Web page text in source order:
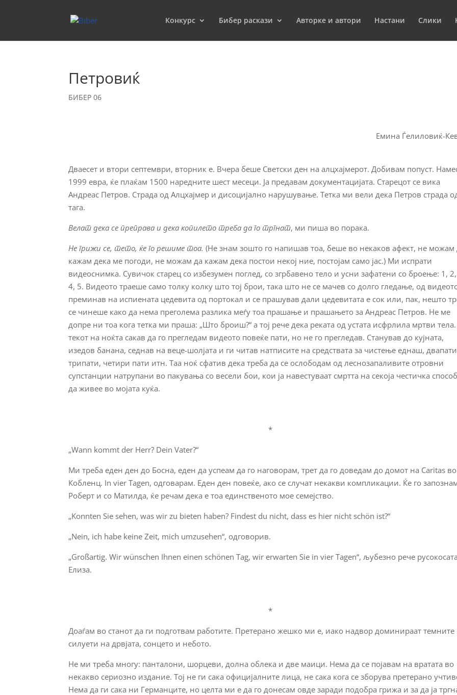
Конкурс Бибер раскази Aвторкe и автори Настани Слики
Петровиќ
БИБЕР 06
Емина Ѓелиловиќ-
Дваесет и втори септември, вторник е. Вчера беше Светски ден на алцхајмерот. Добивам попуст.
1999 евра, ќе плаќам 1500 наредните шест месеци. Ја предавам документацијата. Старецот се вика
Андреас Петров. Страда од Алцхајмер и дисоцијално нарушување. Тетка ми вели дека Петров страда
тага.
Велат дека се преправа и дека копилето треба да го тргнат, ми пиша во порака.
Не грижи се, тето, ќе го решиме тоа. (Не знам зошто го напишав тоа, беше во некаков афект, не можам
кажам дека ме погоди, не можам да кажам дека постои некој ние, постојам само јас.) Ми испрати
видеоснимка. Сувичок старец со избезумен поглед, со згрбавено тело и усни зафатени со броење: 1,
4, 5. Видеото траеше само толку колку што тој брои, така што не се мачев со долго гледање, од
преминав на испиената цедевита од портокал и се прашував дали цедевитата е сок или, пак, нешто
се чинеше како да нема преголема разлика меѓу тоа прашање и прашањето за Андреас Петров. Не ме
допре ни тоа кога тетка ми праша: „Што броиш?“ а тој рече дека реката од устата исфрлила мртви
текот на ноќта сакав да го прегледам видеото повеќе пати, но не го прегледав. Станував до кујната,
изедов банана, седнав на веце-шолјата и ги читав натписите на средствата за чистење еднаш,
трипати, четири пати итн. Таа ноќ сфатив дека треба да се ослободам од леснозапаливите отровни
супстанции натрупани во пакувањa со весели бои, кои ја навестуваат смртта на секоја честичка
да живее во мојата куќа.
*
„Wann kommt der Herr? Dein Vater?“
Ми треба еден ден до Босна, еден да успеам да го наговорам, трет да го доведам до домот на Caritas во
Кобленц. In vier Tagen, одговарам. Еден ден повеќе, ако се случат некакви компликации. Ќе го
Роберт и со Матилда, ќе речам дека е тоа единственото мое семејство.
„Konnten Sie sehen, was wir zu bieten haben? Findest du nicht, dass es hier nicht schön ist?“
„Nein, ich habe keine Zeit, mich umzusehen“, одговорив.
„Großartig. Wir wünschen Ihnen einen schönen Tag, wir erwarten Sie in vier Tagen“, љубезно рече русокосата
Елиза.
*
Доаѓам во станот да ги подготвам работите. Претерано жешко ми е, иако надвор доминираат темните
силуети на дрвјата, сонцето и небото.
Не ми треба многу: панталони, шорцеви, долна облека и две маици. Нема да се појавам на вратата во
некакво сериозно издание. Тој не ги сака официјалните лица, не сака кога се зборува претерано
Нема да ги сака ни Германците, но целта ми е да го донесам овде заради подобра грижа и за да ја